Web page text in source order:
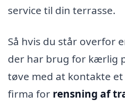
service til din terrasse.
Så hvis du står overfor
der har brug for kærlig
tøve med at kontakte
firma for rensning af